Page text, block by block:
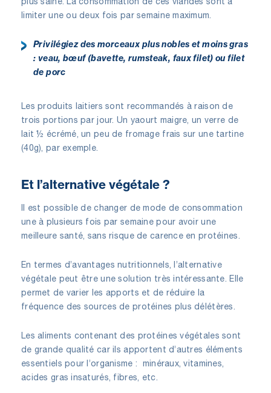
limiter une ou deux fois par semaine maximum.
Privilégiez des morceaux plus nobles et moins gras
: veau, bœuf (bavette, rumsteak, faux filet) ou filet
de porc
Les produits laitiers sont recommandés à raison de
trois portions par jour. Un yaourt maigre, un verre de
lait ½ écrémé, un peu de fromage frais sur une tartine
(40g), par exemple.
Et l’alternative végétale ?
Il est possible de changer de mode de consommation
une à plusieurs fois par semaine pour avoir une
meilleure santé, sans risque de carence en protéines.
En termes d’avantages nutritionnels, l’alternative
végétale peut être une solution très intéressante. Elle
permet de varier les apports et de réduire la
fréquence des sources de protéines plus délétères.
Les aliments contenant des protéines végétales sont
de grande qualité car ils apportent d’autres éléments
essentiels pour l’organisme : minéraux, vitamines,
acides gras insaturés, fibres, etc.